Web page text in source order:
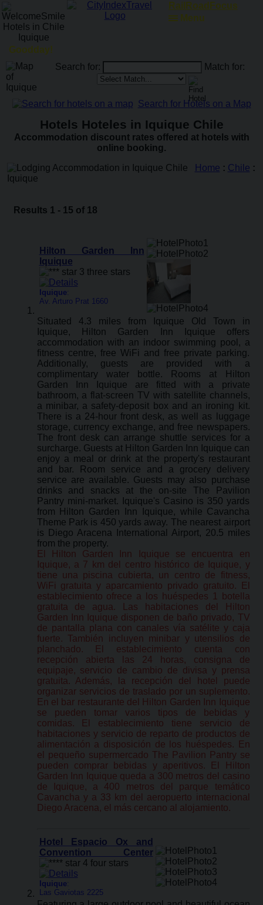
Goodday!
RailRoadFocus
Search for: Match for:
Search for Hotels on a Map
Hotels Hoteles in Iquique Chile
Accommodation discount rates offered at hotels with
online booking.
Home : Chile :
Iquique
Results 1 - 15 of 18
Hilton Garden Inn
Iquique
Iquique:
Av. Arturo Prat 1660
Situated 4.3 miles from Iquique Old Town in
Iquique, Hilton Garden Inn Iquique offers
accommodation with an indoor swimming pool, a
fitness centre, free WiFi and free private parking.
Additionally, guests are provided with a
complimentary water bottle. Rooms at Hilton
Garden Inn Iquique are fitted with a private
bathroom, a flat-screen TV with satellite channels,
a minibar, a safety-deposit box and an ironing kit.
There is a 24-hour front desk, as well as luggage
storage, currency exchange, and free newspapers.
The front desk can arrange shuttle services for a
surcharge. Guests at Hilton Garden Inn Iquique can
enjoy a meal or drink at the property's restaurant
and bar. Room service and a grocery delivery
service are available. Guests may also purchase
drinks and snacks at the on-site The Pavilion
Pantry mini-market. Iquique's Casino is 350 yards
from Hilton Garden Inn Iquique, while Cavancha
Theme Park is 450 yards away. The nearest airport
is Diego Aracena International Airport, 20.5 miles
from the property.
El Hilton Garden Inn Iquique se encuentra en
Iquique, a 7 km del centro histórico de Iquique, y
tiene una piscina cubierta, un centro de fitness,
WiFi gratuita y aparcamiento privado gratuito. El
establecimiento ofrece a los huéspedes 1 botella
gratuita de agua. Las habitaciones del Hilton
Garden Inn Iquique disponen de baño privado, TV
de pantalla plana con canales vía satélite y caja
fuerte. También incluyen minibar y utensilios de
planchado. El establecimiento cuenta con
recepción abierta las 24 horas, consigna de
equipaje, servicio de cambio de divisa y prensa
gratuita. Además, la recepción del hotel puede
organizar servicios de traslado por un suplemento.
En el bar restaurante del Hilton Garden Inn Iquique
se pueden tomar varios tipos de bebidas y
comidas. El establecimiento tiene servicio de
habitaciones y servicio de reparto de productos de
alimentación a disposición de los huéspedes. En
el pequeño supermercado The Pavilion Pantry se
pueden comprar bebidas y aperitivos. El Hilton
Garden Inn Iquique queda a 300 metros del casino
de Iquique, a 400 metros del parque temático
Cavancha y a 33 km del aeropuerto internacional
Diego Aracena, el más cercano al alojamiento.
Hotel Espacio Ox and
Convention Center
Iquique:
Las Gaviotas 2225
Menu